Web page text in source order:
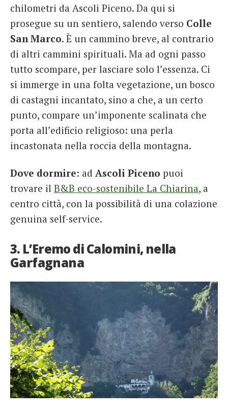
chilometri da Ascoli Piceno. Da qui si
prosegue su un sentiero, salendo verso Colle
San Marco. È un cammino breve, al contrario
di altri cammini spirituali. Ma ad ogni passo
tutto scompare, per lasciare solo l’essenza. Ci
si immerge in una folta vegetazione, un bosco
di castagni incantato, sino a che, a un certo
punto, compare un’imponente scalinata che
porta all’edificio religioso: una perla
incastonata nella roccia della montagna.
Dove dormire: ad Ascoli Piceno puoi
trovare il B&B eco-sostenibile La Chiarina, a
centro città, con la possibilità di una colazione
genuina self-service.
3. L’Eremo di Calomini, nella
Garfagnana